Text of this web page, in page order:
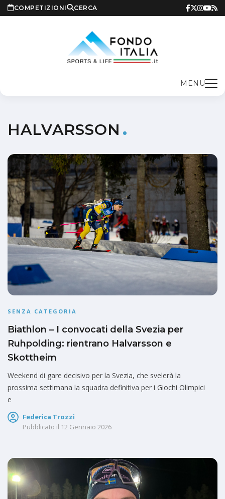
COMPETIZIONI CERCA
MENU
HALVARSSON
SENZA CATEGORIA
Biathlon – I convocati della Svezia per
Ruhpolding: rientrano Halvarsson e
Skottheim
Weekend di gare decisivo per la Svezia, che svelerà la
prossima settimana la squadra definitiva per i Giochi Olimpici
e
Federica Trozzi
Pubblicato il 12 Gennaio 2026